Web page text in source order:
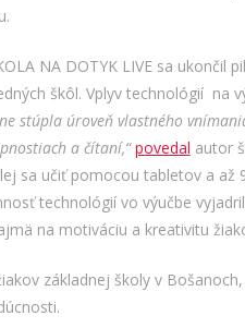
NA DOTYK LIVE sa ukončil
škôl. Vplyv technológií na
stúpla úroveň vlastného
a čítaní,“ povedal autor
sa učiť pomocou tabletov a až
technológií vo výučbe
na motiváciu a kreativitu
základnej školy v